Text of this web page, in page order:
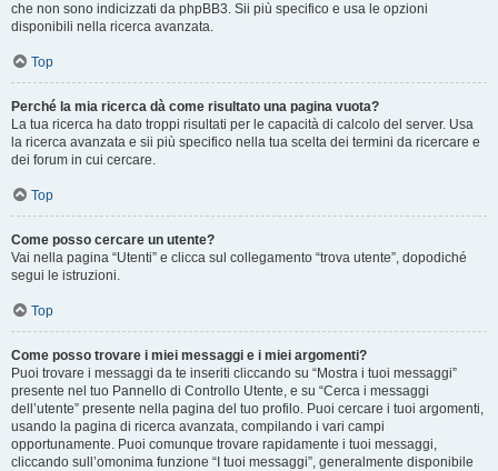
che non sono indicizzati da phpBB3. Sii più specifico e usa le opzioni
disponibili nella ricerca avanzata.
Top
Perché la mia ricerca dà come risultato una pagina vuota?
La tua ricerca ha dato troppi risultati per le capacità di calcolo del server. Usa
la ricerca avanzata e sii più specifico nella tua scelta dei termini da ricercare e
dei forum in cui cercare.
Top
Come posso cercare un utente?
Vai nella pagina “Utenti” e clicca sul collegamento “trova utente”, dopodiché
segui le istruzioni.
Top
Come posso trovare i miei messaggi e i miei argomenti?
Puoi trovare i messaggi da te inseriti cliccando su “Mostra i tuoi messaggi”
presente nel tuo Pannello di Controllo Utente, e su “Cerca i messaggi
dell’utente” presente nella pagina del tuo profilo. Puoi cercare i tuoi argomenti,
usando la pagina di ricerca avanzata, compilando i vari campi
opportunamente. Puoi comunque trovare rapidamente i tuoi messaggi,
cliccando sull’omonima funzione “I tuoi messaggi”, generalmente disponibile